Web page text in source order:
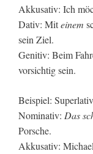
Akkusativ: Ich
Dativ: Miteinem
sein Ziel.
Genitiv: Beim
vorsichtig sein.
Beispiel: Superlativ
Nominativ: Das
Porsche.
Akkusativ: